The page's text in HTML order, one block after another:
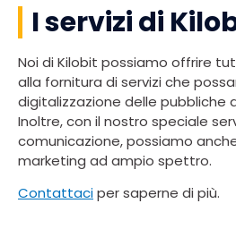
I servizi di
Noi di Kilobit possiamo offrire
alla fornitura di servizi che
digitalizzazione delle pubbliche
Inoltre, con il nostro speciale
comunicazione, possiamo
marketing ad ampio spettro.
Contattaciper saperne di più.